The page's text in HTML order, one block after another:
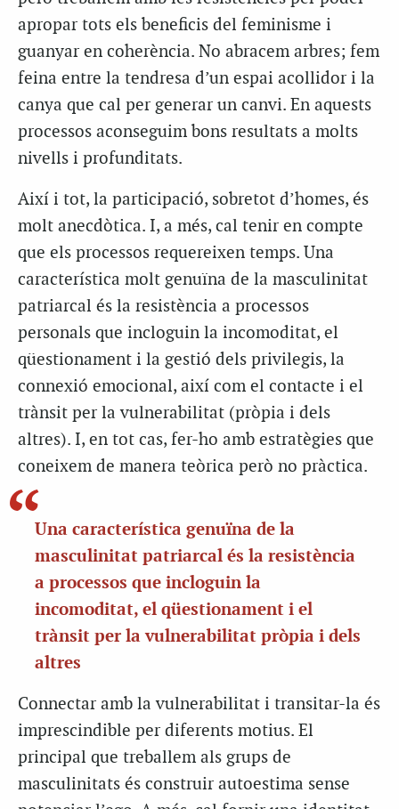
apropar tots els beneficis del feminisme i
guanyar en coherència. No abracem arbres; fem
feina entre la tendresa d’un espai acollidor i la
canya que cal per generar un canvi. En aquests
processos aconseguim bons resultats a molts
nivells i profunditats.
Així i tot, la participació, sobretot d’homes, és
molt anecdòtica. I, a més, cal tenir en compte
que els processos requereixen temps. Una
característica molt genuïna de la masculinitat
patriarcal és la resistència a processos
personals que incloguin la incomoditat, el
qüestionament i la gestió dels privilegis, la
connexió emocional, així com el contacte i el
trànsit per la vulnerabilitat (pròpia i dels
altres). I, en tot cas, fer-ho amb estratègies que
coneixem de manera teòrica però no pràctica.
Una característica genuïna de la
masculinitat patriarcal és la resistència
a processos que incloguin la
incomoditat, el qüestionament i el
trànsit per la vulnerabilitat pròpia i dels
altres
Connectar amb la vulnerabilitat i transitar-la és
imprescindible per diferents motius. El
principal que treballem als grups de
masculinitats és construir autoestima sense